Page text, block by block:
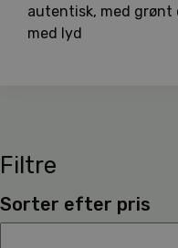
autentisk, med grønt
med lyd
Filtre
Sorter efter pris